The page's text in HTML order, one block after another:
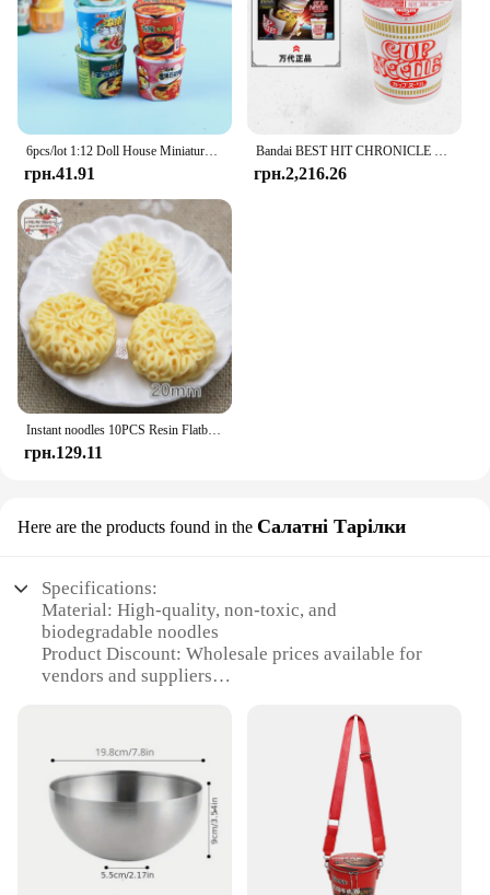
6pcs/lot 1:12 Doll House Miniature Mini Instant Noodles Kitchen Food Accessories For Doll House Kids Play Toys Gift
грн.41.91
Bandai BEST HIT CHRONICLE 1/1 Kaike Instant noodles Nissin cup noodles assembled model tabletop decoration
грн.2,216.26
Instant noodles 10PCS Resin Flatback Cabochon Miniature Food Art Supply Decoration Charm DIY craft
грн.129.11
Here are the products found in the Салатні Тарілки
Specifications:
Material: High-quality, non-toxic, and
biodegradable noodles
Product Discount: Wholesale prices available for
vendors and suppliers
Design and Style: Packaged in a sleek, portable set
for easy storage and transport
Usage and Purpose: Ideal for quick meals on-the-go
or at home
Typical Adaptive Scenario: Perfect for busy
lifestyles, students, and office workers
Shape or Size or Weight or Quantity: Each set